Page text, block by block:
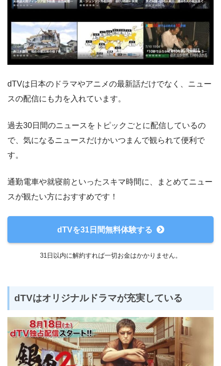
dTVは日本のドラマやアニメの最新話だけでなく、ニュー
スの配信にも力を入れています。
過去30日間のニュースをトピックごとに配信しているの
で、気になるニュースだけかいつまんで観られて便利で
す。
通勤電車や就寝前といったスキマ時間に、まとめてニュー
スが観たい方におすすめです！
dTVを31日間無料体験する
31日以内に解約すれば一切お金はかかりません。
dTVはオリジナルドラマが充実している